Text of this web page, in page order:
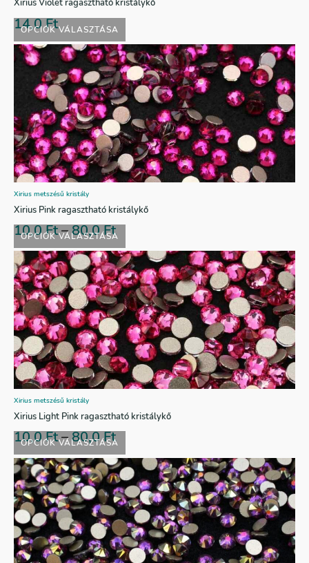
OPCIÓK VÁLASZTÁSA
Xirius Violet ragasztható kristálykő
14,0Ft
OPCIÓK VÁLASZTÁSA
Xirius metszésű kristály
Xirius Pink ragasztható kristálykő
10,0Ft–80,0Ft
OPCIÓK VÁLASZTÁSA
Xirius metszésű kristály
Xirius Light Pink ragasztható kristálykő
10,0Ft–80,0Ft